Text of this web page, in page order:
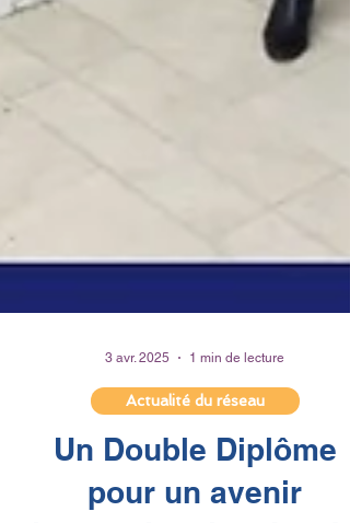
3 avr. 2025 1 min de lecture
Actualité du réseau
Un Double Diplôme